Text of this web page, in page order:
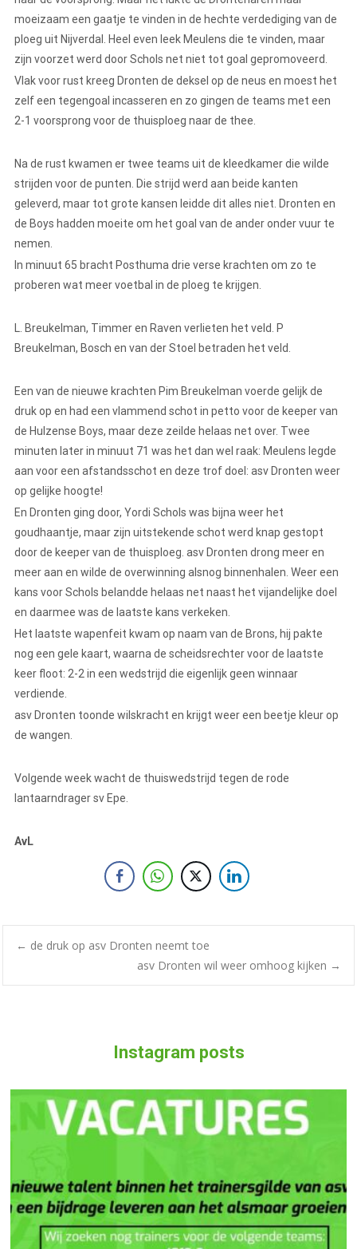
moeizaam een gaatje te vinden in de hechte verdediging van de
ploeg uit Nijverdal. Heel even leek Meulens die te vinden, maar
zijn voorzet werd door Schols net niet tot goal gepromoveerd.
Vlak voor rust kreeg Dronten de deksel op de neus en moest het
zelf een tegengoal incasseren en zo gingen de teams met een
2-1 voorsprong voor de thuisploeg naar de thee.
Na de rust kwamen er twee teams uit de kleedkamer die wilde
strijden voor de punten. Die strijd werd aan beide kanten
geleverd, maar tot grote kansen leidde dit alles niet. Dronten en
de Boys hadden moeite om het goal van de ander onder vuur te
nemen.
In minuut 65 bracht Posthuma drie verse krachten om zo te
proberen wat meer voetbal in de ploeg te krijgen.
L. Breukelman, Timmer en Raven verlieten het veld. P
Breukelman, Bosch en van der Stoel betraden het veld.
Een van de nieuwe krachten Pim Breukelman voerde gelijk de
druk op en had een vlammend schot in petto voor de keeper van
de Hulzense Boys, maar deze zeilde helaas net over. Twee
minuten later in minuut 71 was het dan wel raak: Meulens legde
aan voor een afstandsschot en deze trof doel: asv Dronten weer
op gelijke hoogte!
En Dronten ging door, Yordi Schols was bijna weer het
goudhaantje, maar zijn uitstekende schot werd knap gestopt
door de keeper van de thuisploeg. asv Dronten drong meer en
meer aan en wilde de overwinning alsnog binnenhalen. Weer een
kans voor Schols belandde helaas net naast het vijandelijke doel
en daarmee was de laatste kans verkeken.
Het laatste wapenfeit kwam op naam van de Brons, hij pakte
nog een gele kaart, waarna de scheidsrechter voor de laatste
keer floot: 2-2 in een wedstrijd die eigenlijk geen winnaar
verdiende.
asv Dronten toonde wilskracht en krijgt weer een beetje kleur op
de wangen.
Volgende week wacht de thuiswedstrijd tegen de rode
lantaarndrager sv Epe.
AvL
← de druk op asv Dronten neemt toe
asv Dronten wil weer omhoog kijken →
Instagram posts